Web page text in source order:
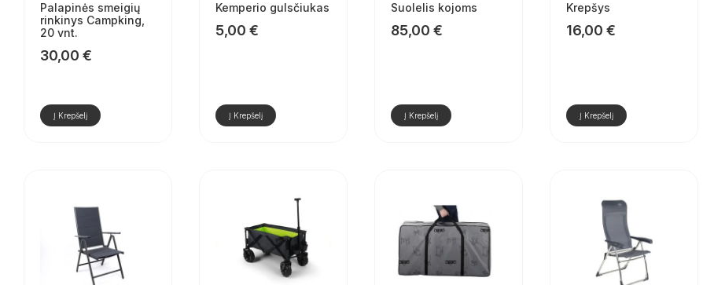
Palapinės smeigių
rinkinys Campking,
20 vnt.
30,00 €
Į Krepšelį
Kemperio gulsčiukas
5,00 €
Į Krepšelį
Suolelis kojoms
85,00 €
Į Krepšelį
Krepšys
16,00 €
Į Krepšelį